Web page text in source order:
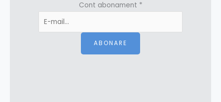
Cont abonament *
ABONARE